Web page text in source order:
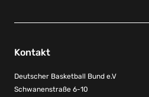
Kontakt
Deutscher Basketball Bund e.V
Schwanenstraße 6-10